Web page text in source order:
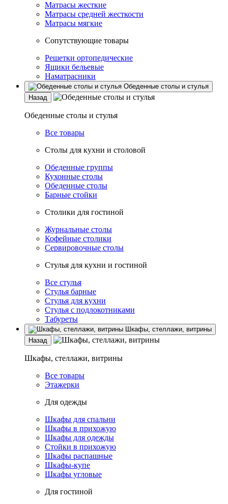
Матрасы жесткие
Матрасы средней жесткости
Матрасы мягкие
Сопутствующие товары
Решетки ортопедические
Ящики бельевые
Наматрасники
Обеденные столы и стулья
Назад
Обеденные столы и стулья
Все товары
Столы для кухни и столовой
Обеденные группы
Кухонные столы
Обеденные столы
Барные стойки
Столики для гостиной
Журнальные столы
Кофейные столики
Сервировочные столы
Стулья для кухни и гостиной
Все стулья
Стулья барные
Стулья для кухни
Стулья с подлокотниками
Табуреты
Шкафы, стеллажи, витрины
Назад
Шкафы, стеллажи, витрины
Все товары
Этажерки
Для одежды
Шкафы для спальни
Шкафы в прихожую
Шкафы для одежды
Стойки в прихожую
Шкафы распашные
Шкафы-купе
Шкафы угловые
Для гостиной